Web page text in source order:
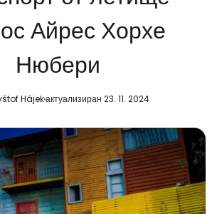
Айрес Хорхе
Нюбери
Hájekактуализиран 23. 11. 2024
Продължете с Google
Продължете с Facebook
Продължете с имейл